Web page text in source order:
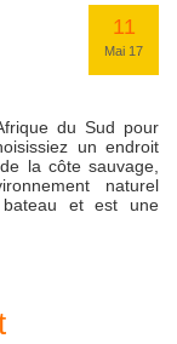
11
Mai 17
du Sud pour
un endroit
la côte sauvage,
naturel
et est une